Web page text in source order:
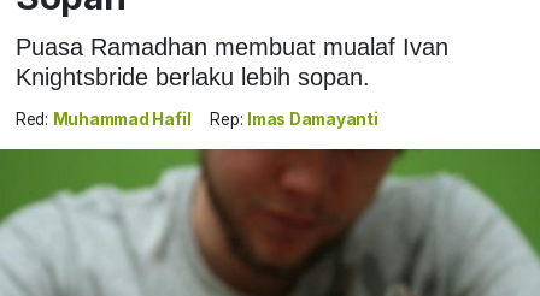
Puasa Ramadhan membuat mualaf Ivan
Knightsbride berlaku lebih sopan.
Red: Muhammad Hafil Rep: Imas Damayanti